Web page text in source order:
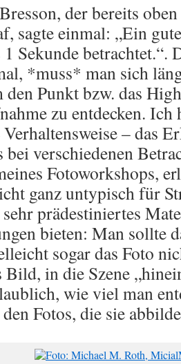
der bereits
sagte einmal: „Ein
Sekunde betrachtet.“.
*muss* man sich
den Punkt bzw. das
zu entdecken. Ich
– das
bei verschiedenen
Fotoworkshops,
ganz untypisch für
prädestiniertes
bieten: Man sollte
sogar das Foto
Bild, in die Szene
wie viel man
Fotos, die sie